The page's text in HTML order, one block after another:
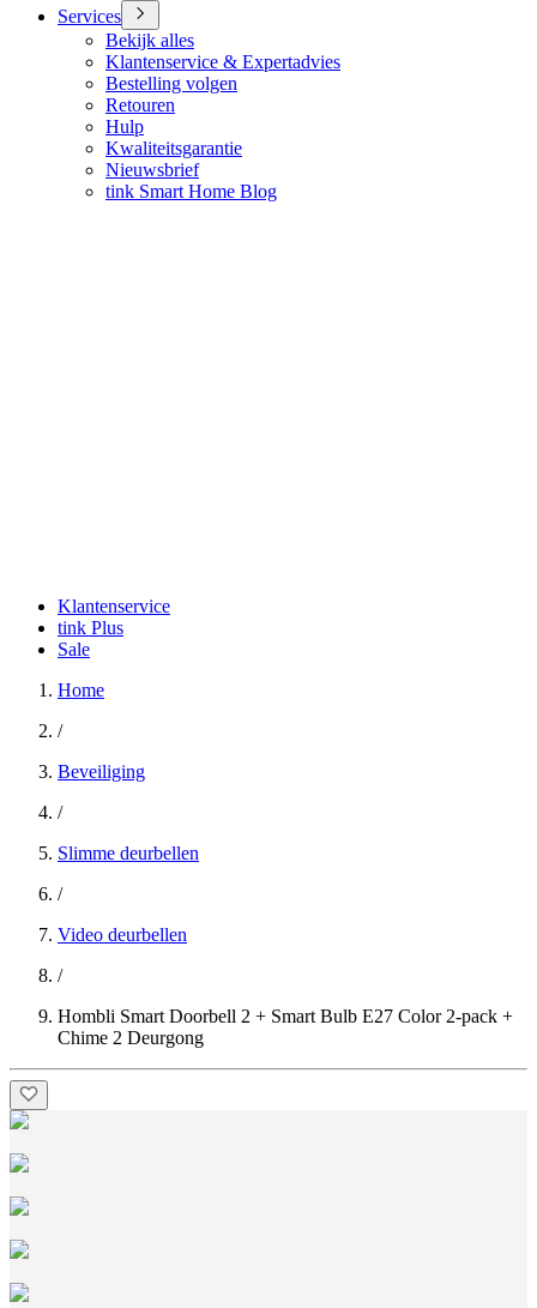
Services
Bekijk alles
Klantenservice & Expertadvies
Bestelling volgen
Retouren
Hulp
Kwaliteitsgarantie
Nieuwsbrief
tink Smart Home Blog
Klantenservice
tink Plus
Sale
Home
/
Beveiliging
/
Slimme deurbellen
/
Video deurbellen
/
Hombli Smart Doorbell 2 + Smart Bulb E27 Color 2-pack +
Chime 2 Deurgong